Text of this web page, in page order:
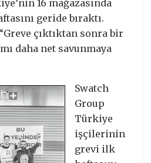
16 mağazasında
geride bıraktı.
çıktıktan sonra bir
daha net savunmaya
Swatch
Group
Türkiye
işçilerinin
grevi ilk